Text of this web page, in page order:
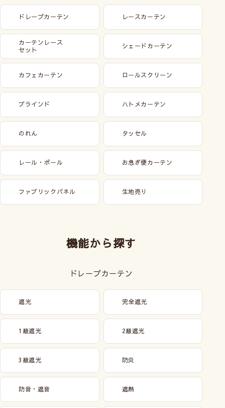
ドレープカーテン レースカーテン
カーテンレース
セット
シェードカーテン
カフェカーテン ロールスクリーン
ブラインド ハトメカーテン
のれん タッセル
レール・ポール お急ぎ便カーテン
ファブリックパネル 生地売り
機能から探す
ドレープカーテン
遮光 完全遮光
1級遮光 2級遮光
3級遮光 防炎
防音・遮音 遮熱